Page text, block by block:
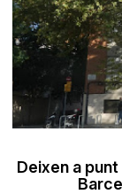
Deixen a